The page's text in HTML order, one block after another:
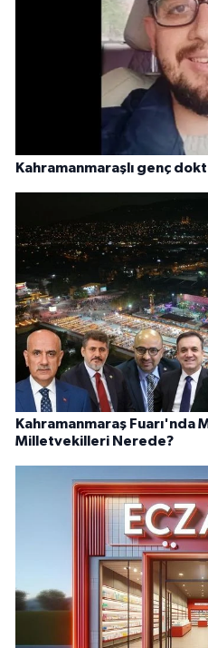
Kahramanmaraşlı genç
Kahramanmaraş Fuarı'nda
Milletvekilleri Nerede?